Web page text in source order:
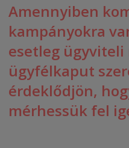
Amennyiben
kampányokra
esetleg ügyviteli
ügyfélkaput
érdeklődjön,
mérhessük fel